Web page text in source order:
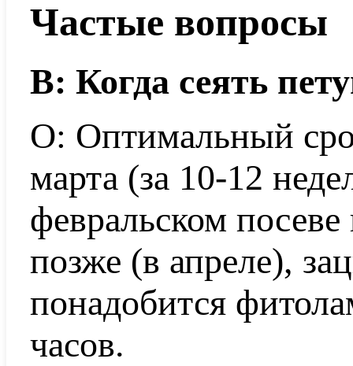
Частые вопросы
В: Когда сеять
О: Оптимальный
марта (за 10-12
февральском
позже (в апреле),
понадобится
часов.